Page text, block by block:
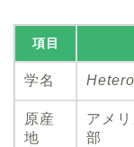
項目
学名
原産
地
アメ
部